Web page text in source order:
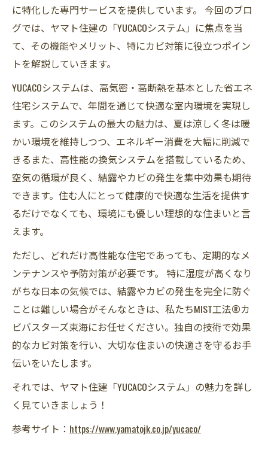
に特化した専門サービスを提供しています。 今回のブロ
グでは、ヤマト住建の「YUCACOシステム」に焦点を当
て、その機能やメリット、特にカビ対策に役立つポイン
トを解説していきます。
YUCACOシステムは、高気密・高断熱を基本とした省エネ
住宅システムで、年間を通じて快適な室内環境を実現し
ます。このシステムの最大の魅力は、夏は涼しく冬は暖
かい環境を維持しつつ、エネルギー消費を大幅に削減で
きるまた、高性能の換気システムを搭載しているため、
空気の循環が良く、結露やカビの発生を集中効果も期待
できます。住む人にとって健康的で快適な生活を提供す
るだけでなくても、環境にも優しい理想的な住まいと言
えます。
ただし、どれだけ高性能な住宅であっても、定期的なメ
ンテナンスや予防対策が必要です。 特に湿度が高くなり
がちな日本の気候では、結露やカビの発生を完全に防ぐ
ことは難しい場合がそんなときは、私たちMIST工法®カ
ビバスターズ東海にお任せください。独自の技術で効果
的なカビ対策を行い、大切な住まいの快適さを守るお手
伝いをいたします。
それでは、ヤマト住建「YUCACOシステム」の魅力を詳し
く見ていきましょう！
参考サイト： https://www.yamatojk.co.jp/yucaco/